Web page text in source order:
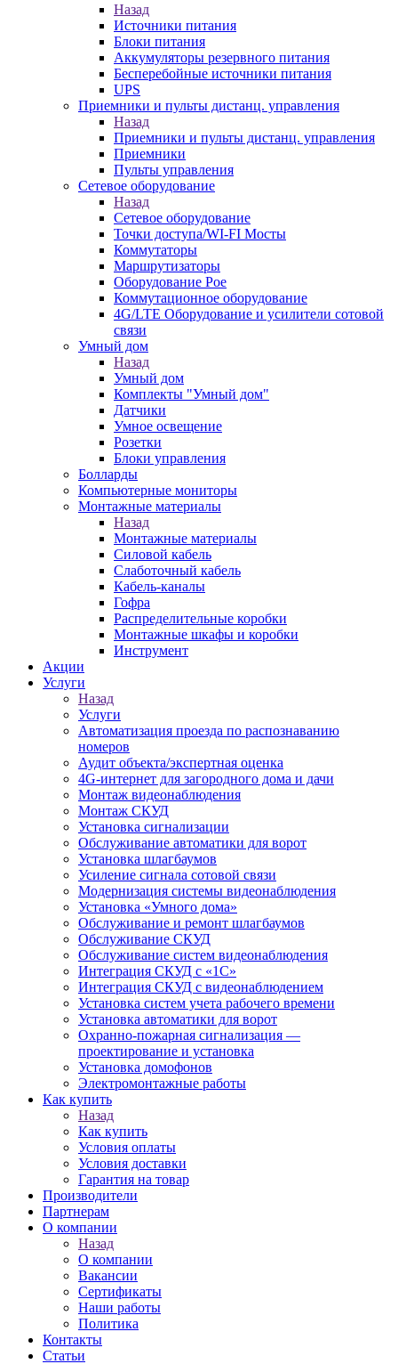
Назад
Источники питания
Блоки питания
Аккумуляторы резервного питания
Бесперебойные источники питания
UPS
Приемники и пульты дистанц. управления
Назад
Приемники и пульты дистанц. управления
Приемники
Пульты управления
Сетевое оборудование
Назад
Сетевое оборудование
Точки доступа/WI-FI Мосты
Коммутаторы
Маршрутизаторы
Оборудование Poe
Коммутационное оборудование
4G/LTE Оборудование и усилители сотовой
связи
Умный дом
Назад
Умный дом
Комплекты "Умный дом"
Датчики
Умное освещение
Розетки
Блоки управления
Болларды
Компьютерные мониторы
Монтажные материалы
Назад
Монтажные материалы
Силовой кабель
Слаботочный кабель
Кабель-каналы
Гофра
Распределительные коробки
Монтажные шкафы и коробки
Инструмент
Акции
Услуги
Назад
Услуги
Автоматизация проезда по распознаванию
номеров
Аудит объекта/экспертная оценка
4G-интернет для загородного дома и дачи
Монтаж видеонаблюдения
Монтаж СКУД
Установка сигнализации
Обслуживание автоматики для ворот
Установка шлагбаумов
Усиление сигнала сотовой связи
Модернизация системы видеонаблюдения
Установка «Умного дома»
Обслуживание и ремонт шлагбаумов
Обслуживание СКУД
Обслуживание систем видеонаблюдения
Интеграция СКУД с «1С»
Интеграция СКУД с видеонаблюдением
Установка систем учета рабочего времени
Установка автоматики для ворот
Охранно-пожарная сигнализация —
проектирование и установка
Установка домофонов
Электромонтажные работы
Как купить
Назад
Как купить
Условия оплаты
Условия доставки
Гарантия на товар
Производители
Партнерам
О компании
Назад
О компании
Вакансии
Сертификаты
Наши работы
Политика
Контакты
Статьи